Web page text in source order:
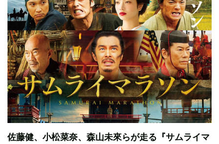
佐藤健、小松菜奈、森山未來らが走る『サムライマ